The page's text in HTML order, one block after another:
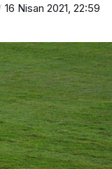
16 Nisan 2021, 22:59